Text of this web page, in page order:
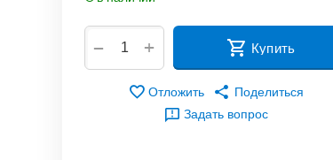
+
− Купить
Отложить
Поделиться
Задать вопрос